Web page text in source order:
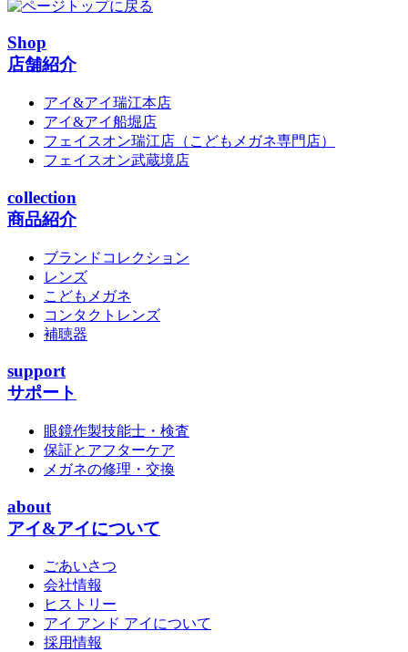
Shop
店舗紹介
アイ&アイ瑞江本店
アイ&アイ船堀店
フェイスオン瑞江店 （こどもメガネ専門店）
フェイスオン武蔵境店
collection
商品紹介
ブランドコレクション
レンズ
こどもメガネ
コンタクトレンズ
補聴器
support
サポート
眼鏡作製技能士・検査
保証とアフターケア
メガネの修理・交換
about
アイ&アイについて
ごあいさつ
会社情報
ヒストリー
アイ アンド アイについて
採用情報